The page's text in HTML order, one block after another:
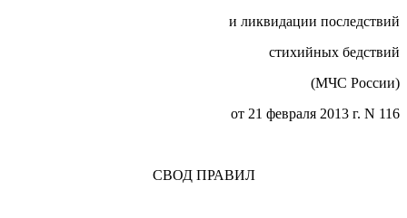
и ликвидации последствий
стихийных бедствий
(МЧС России)
от 21 февраля 2013 г. N 116
СВОД ПРАВИЛ